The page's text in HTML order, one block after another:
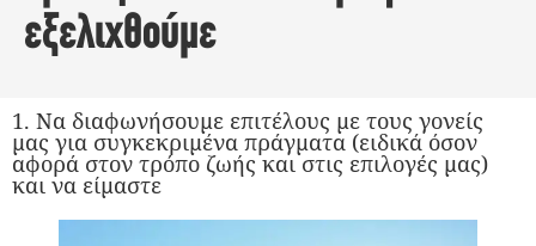
εξελιχθούμε
1. Να διαφωνήσουμε επιτέλους με τους γονείς
μας για συγκεκριμένα πράγματα (ειδικά όσον
αφορά στον τρόπο ζωής και στις επιλογές μας)
και να είμαστε